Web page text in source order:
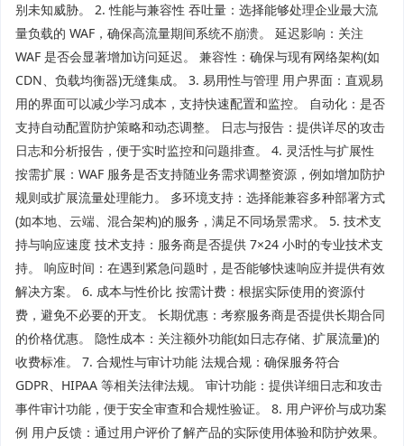
别未知威胁。 2. 性能与兼容性 吞吐量：选择能够处理企业最大流
量负载的 WAF，确保高流量期间系统不崩溃。 延迟影响：关注
WAF 是否会显著增加访问延迟。 兼容性：确保与现有网络架构(如
CDN、负载均衡器)无缝集成。 3. 易用性与管理 用户界面：直观易
用的界面可以减少学习成本，支持快速配置和监控。 自动化：是否
支持自动配置防护策略和动态调整。 日志与报告：提供详尽的攻击
日志和分析报告，便于实时监控和问题排查。 4. 灵活性与扩展性
按需扩展：WAF 服务是否支持随业务需求调整资源，例如增加防护
规则或扩展流量处理能力。 多环境支持：选择能兼容多种部署方式
(如本地、云端、混合架构)的服务，满足不同场景需求。 5. 技术支
持与响应速度 技术支持：服务商是否提供 7×24 小时的专业技术支
持。 响应时间：在遇到紧急问题时，是否能够快速响应并提供有效
解决方案。 6. 成本与性价比 按需计费：根据实际使用的资源付
费，避免不必要的开支。 长期优惠：考察服务商是否提供长期合同
的价格优惠。 隐性成本：关注额外功能(如日志存储、扩展流量)的
收费标准。 7. 合规性与审计功能 法规合规：确保服务符合
GDPR、HIPAA 等相关法律法规。 审计功能：提供详细日志和攻击
事件审计功能，便于安全审查和合规性验证。 8. 用户评价与成功案
例 用户反馈：通过用户评价了解产品的实际使用体验和防护效果。